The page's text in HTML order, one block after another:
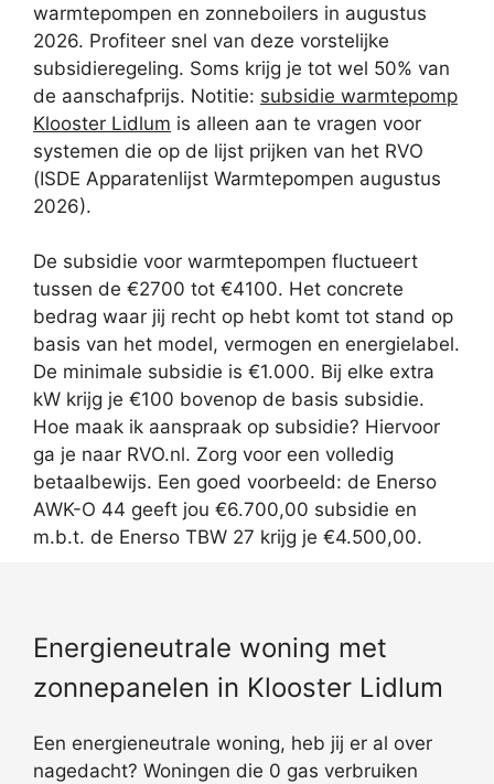
warmtepompen en zonneboilers in augustus
2026. Profiteer snel van deze vorstelijke
subsidieregeling. Soms krijg je tot wel 50% van
de aanschafprijs. Notitie: subsidie warmtepomp
Klooster Lidlum is alleen aan te vragen voor
systemen die op de lijst prijken van het RVO
(ISDE Apparatenlijst Warmtepompen augustus
2026).
De subsidie voor warmtepompen fluctueert
tussen de €2700 tot €4100. Het concrete
bedrag waar jij recht op hebt komt tot stand op
basis van het model, vermogen en energielabel.
De minimale subsidie is €1.000. Bij elke extra
kW krijg je €100 bovenop de basis subsidie.
Hoe maak ik aanspraak op subsidie? Hiervoor
ga je naar RVO.nl. Zorg voor een volledig
betaalbewijs. Een goed voorbeeld: de Enerso
AWK-O 44 geeft jou €6.700,00 subsidie en
m.b.t. de Enerso TBW 27 krijg je €4.500,00.
Energieneutrale woning met
zonnepanelen in Klooster Lidlum
Een energieneutrale woning, heb jij er al over
nagedacht? Woningen die 0 gas verbruiken